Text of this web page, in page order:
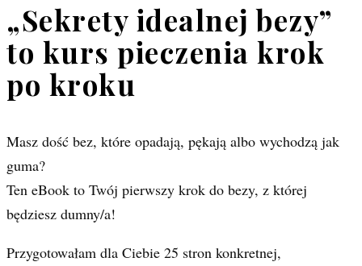
„Sekrety idealnej bezy”
to kurs pieczenia krok
po kroku
Masz dość bez, które opadają, pękają albo wychodzą jak
guma?
Ten eBook to Twój pierwszy krok do bezy, z której
będziesz dumny/a!
Przygotowałam dla Ciebie 25 stron konkretnej,